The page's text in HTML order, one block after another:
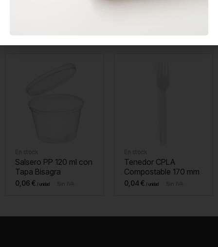
En stock
Salsero PP 120 ml con
Tapa Bisagra
0,06 € Sin IVA
En stock
Tenedor CPLA
Compostable 170 mm
0,04€ Sin IVA